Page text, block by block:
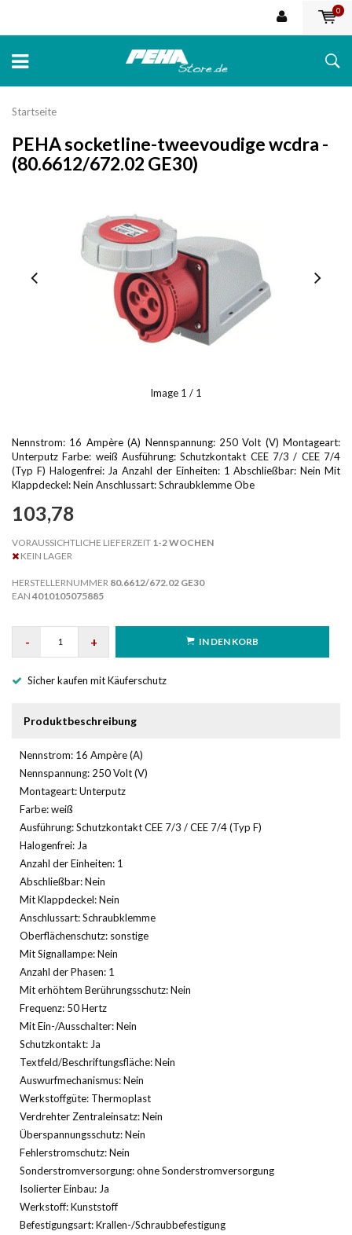
0
Startseite
PEHA socketline-tweevoudige wcdra -
(80.6612/672.02 GE30)
Image 1 / 1
Nennstrom: 16 Ampère (A) Nennspannung: 250 Volt (V) Montageart:
Unterputz Farbe: weiß Ausführung: Schutzkontakt CEE 7/3 / CEE 7/4
(Typ F) Halogenfrei: Ja Anzahl der Einheiten: 1 Abschließbar: Nein Mit
Klappdeckel: Nein Anschlussart: Schraubklemme Obe
103,78
VORAUSSICHTLICHE LIEFERZEIT 1-2 WOCHEN
KEIN LAGER
HERSTELLERNUMMER 80.6612/672.02 GE30
EAN 4010105075885
- + IN DEN KORB
Sicher kaufen mit Käuferschutz
Produktbeschreibung
Nennstrom: 16 Ampère (A)
Nennspannung: 250 Volt (V)
Montageart: Unterputz
Farbe: weiß
Ausführung: Schutzkontakt CEE 7/3 / CEE 7/4 (Typ F)
Halogenfrei: Ja
Anzahl der Einheiten: 1
Abschließbar: Nein
Mit Klappdeckel: Nein
Anschlussart: Schraubklemme
Oberflächenschutz: sonstige
Mit Signallampe: Nein
Anzahl der Phasen: 1
Mit erhöhtem Berührungsschutz: Nein
Frequenz: 50 Hertz
Mit Ein-/Ausschalter: Nein
Schutzkontakt: Ja
Textfeld/Beschriftungsfläche: Nein
Auswurfmechanismus: Nein
Werkstoffgüte: Thermoplast
Verdrehter Zentraleinsatz: Nein
Überspannungsschutz: Nein
Fehlerstromschutz: Nein
Sonderstromversorgung: ohne Sonderstromversorgung
Isolierter Einbau: Ja
Werkstoff: Kunststoff
Befestigungsart: Krallen-/Schraubbefestigung